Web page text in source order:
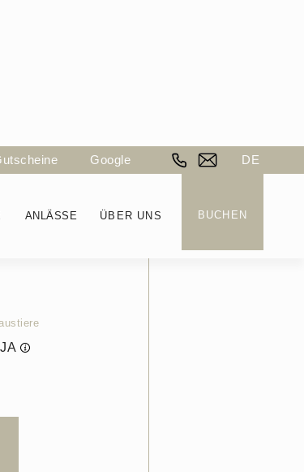
Google DE
ANLÄSSE ÜBER UNS BUCHEN
Preis
JA